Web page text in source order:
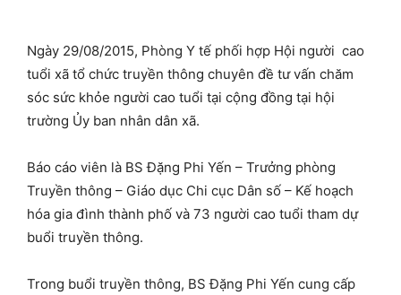
Ngày 29/08/2015, Phòng Y tế phối hợp Hội người cao
tuổi xã tổ chức truyền thông chuyên đề tư vấn chăm
sóc sức khỏe người cao tuổi tại cộng đồng tại hội
trường Ủy ban nhân dân xã.
Báo cáo viên là BS Đặng Phi Yến – Trưởng phòng
Truyền thông – Giáo dục Chi cục Dân số – Kế hoạch
hóa gia đình thành phố và 73 người cao tuổi tham dự
buổi truyền thông.
Trong buổi truyền thông, BS Đặng Phi Yến cung cấp